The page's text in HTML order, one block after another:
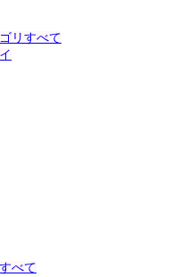
リすべて
べて